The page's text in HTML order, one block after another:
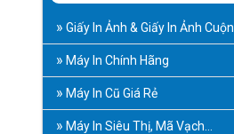
Giấy In Ảnh & Giấy In Ảnh Cuộn
Máy In Chính Hãng
Máy In Cũ Giá Rẻ
Máy In Siêu Thị, Mã Vạch…